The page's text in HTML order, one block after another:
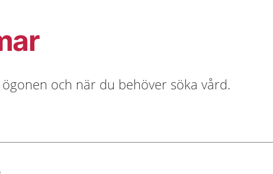
och när du behöver söka vård.